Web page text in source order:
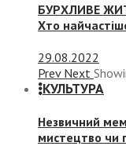
БУРХЛИВЕ
Хто
29.08.2022
Prev Next
КУЛЬТУРА
Незвичний
мистецтво чи